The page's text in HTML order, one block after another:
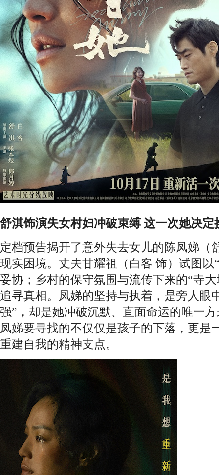
舒淇饰演失女村妇冲破束缚这一次她决定
定档预告揭开了意外失去女儿的陈凤娣（
现实困境。丈夫甘耀祖（白客 饰）试图以
妥协；乡村的保守氛围与流传下来的“寺
追寻真相。凤娣的坚持与执着，是旁人眼
强”，却是她冲破沉默、直面命运的唯一
凤娣要寻找的不仅仅是孩子的下落，更是
重建自我的精神支点。